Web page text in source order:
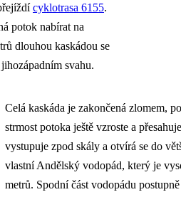
cyklotrasa 6155.
potok nabírat na
dlouhou kaskádou se
svahu.
Celá kaskáda je zakončená zlomem,
strmost potoka ještě vzroste a
vystupuje zpod skály a otvírá se do
vlastní Andělský vodopád, který je
metrů. Spodní část vodopádu